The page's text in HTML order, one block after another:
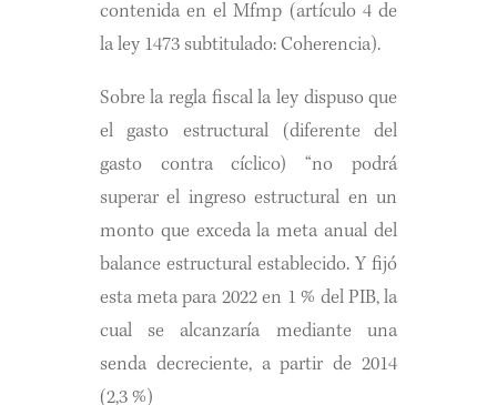
contenida en el Mfmp (artículo 4 de
la ley 1473 subtitulado: Coherencia).
Sobre la regla fiscal la ley dispuso que
el gasto estructural (diferente del
gasto contra cíclico) “no podrá
superar el ingreso estructural en un
monto que exceda la meta anual del
balance estructural establecido. Y fijó
esta meta para 2022 en 1 % del PIB, la
cual se alcanzaría mediante una
senda decreciente, a partir de 2014
(2,3 %)